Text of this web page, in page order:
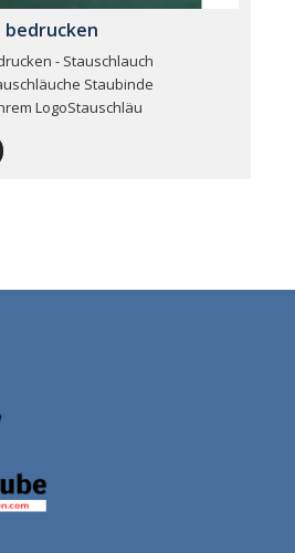
bedrucken
- Stauschlauch
Staubinde
LogoStauschläu